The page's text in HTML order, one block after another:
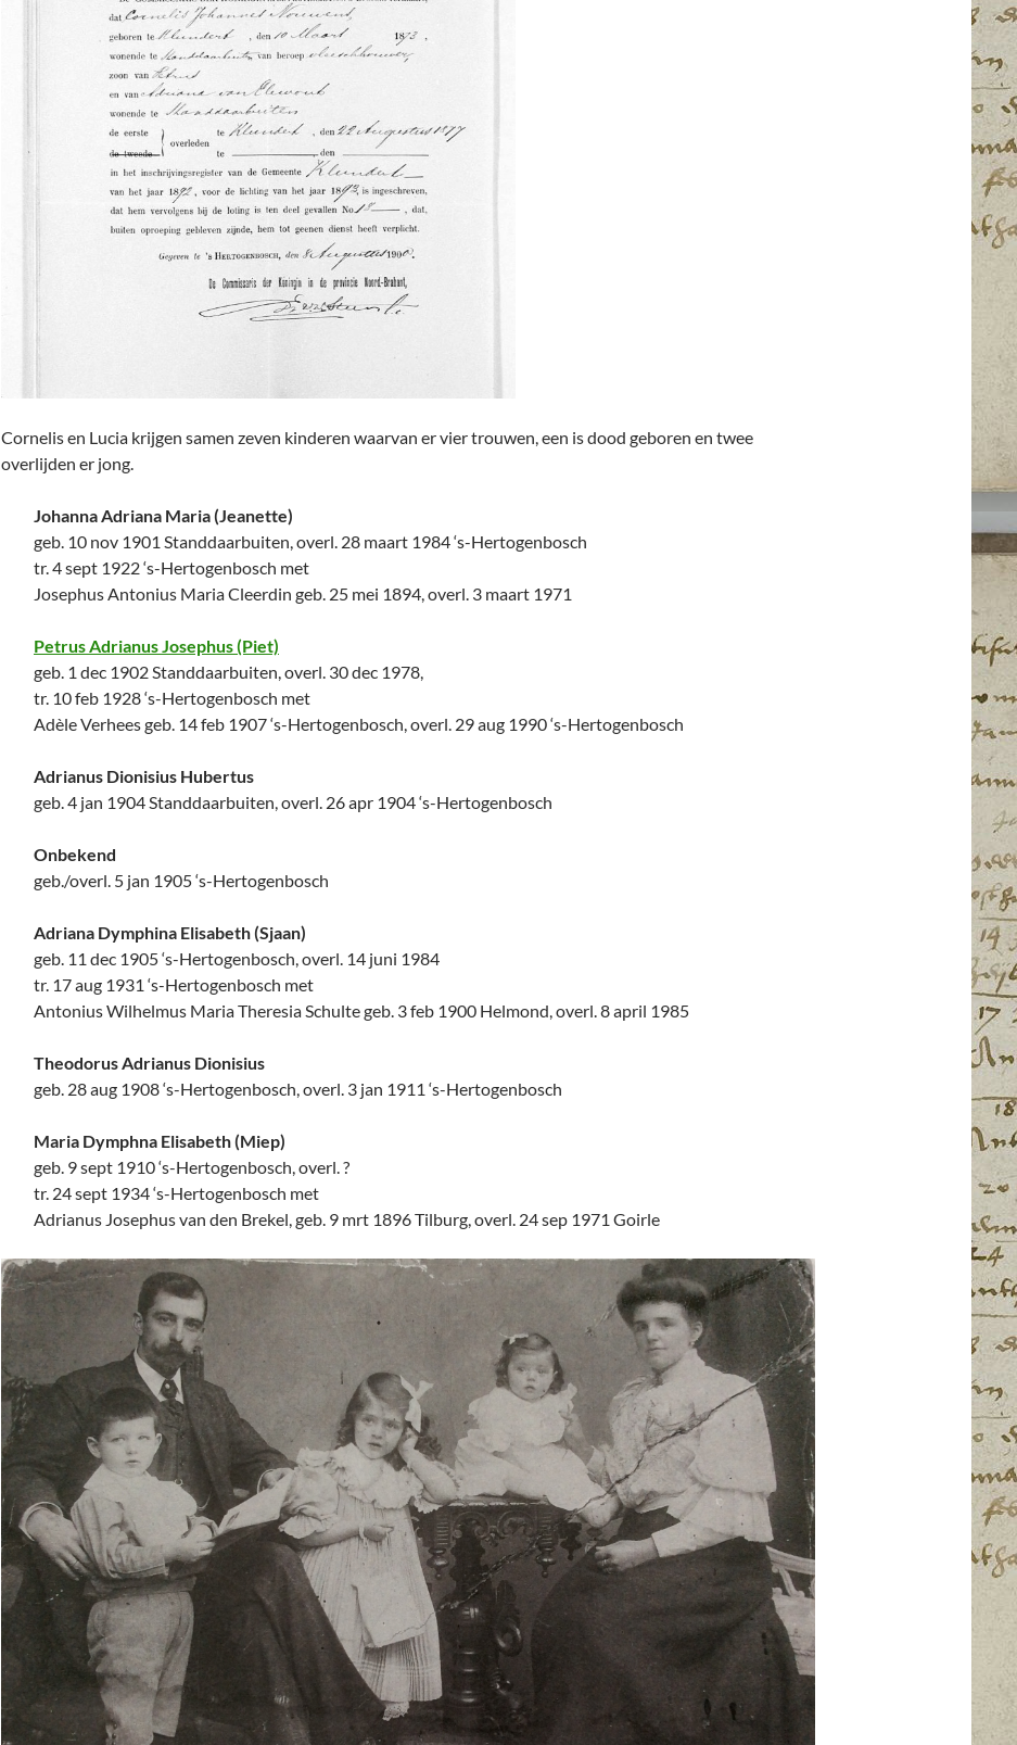
Cornelis en Lucia krijgen samen zeven kinderen waarvan er vier trouwen, een is dood geboren en twee
overlijden er jong.
Johanna Adriana Maria (Jeanette)
geb. 10 nov 1901 Standdaarbuiten, overl. 28 maart 1984 ‘s-Hertogenbosch
tr. 4 sept 1922 ‘s-Hertogenbosch met
Josephus Antonius Maria Cleerdin geb. 25 mei 1894, overl. 3 maart 1971
Petrus Adrianus Josephus (Piet)
geb. 1 dec 1902 Standdaarbuiten, overl. 30 dec 1978,
tr. 10 feb 1928 ‘s-Hertogenbosch met
Adèle Verhees geb. 14 feb 1907 ‘s-Hertogenbosch, overl. 29 aug 1990 ‘s-Hertogenbosch
Adrianus Dionisius Hubertus
geb. 4 jan 1904 Standdaarbuiten, overl. 26 apr 1904 ‘s-Hertogenbosch
Onbekend
geb./overl. 5 jan 1905 ‘s-Hertogenbosch
Adriana Dymphina Elisabeth (Sjaan)
geb. 11 dec 1905 ‘s-Hertogenbosch, overl. 14 juni 1984
tr. 17 aug 1931 ‘s-Hertogenbosch met
Antonius Wilhelmus Maria Theresia Schulte geb. 3 feb 1900 Helmond, overl. 8 april 1985
Theodorus Adrianus Dionisius
geb. 28 aug 1908 ‘s-Hertogenbosch, overl. 3 jan 1911 ‘s-Hertogenbosch
Maria Dymphna Elisabeth (Miep)
geb. 9 sept 1910 ‘s-Hertogenbosch, overl. ?
tr. 24 sept 1934 ‘s-Hertogenbosch met
Adrianus Josephus van den Brekel, geb. 9 mrt 1896 Tilburg, overl. 24 sep 1971 Goirle